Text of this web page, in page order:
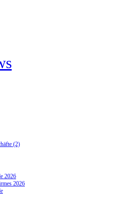
(2)
2026
2026